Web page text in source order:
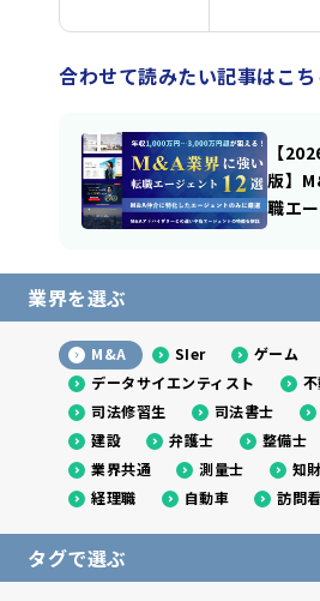
合わせて読みたい記事はこち
【
版】
職エ
説！
業界を選ぶ
M&A SIer ゲーム
データサイエンティスト
司法修習生
司法書士
建設
弁護士 整備士
業界共通
測量士
知
経理職
自動車 訪問
タグで選ぶ